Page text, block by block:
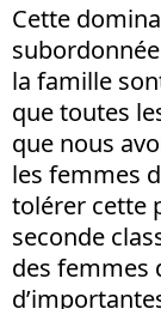
Cette
la famille
que toutes
que nous
les femmes
tolérer cette
seconde
des femmes